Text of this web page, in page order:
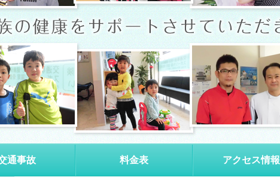
通事故 料金表 アクセス情報